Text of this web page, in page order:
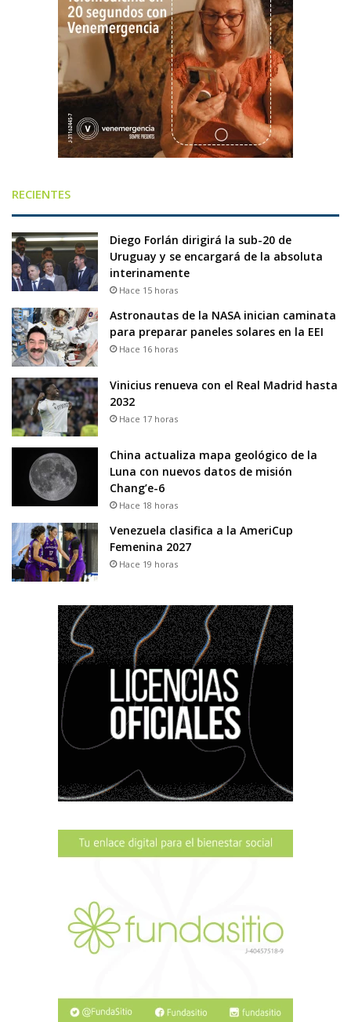
RECIENTES
Diego Forlán dirigirá la sub-20 de
Uruguay y se encargará de la absoluta
interinamente
Hace 15 horas
Astronautas de la NASA inician caminata
para preparar paneles solares en la EEI
Hace 16 horas
Vinicius renueva con el Real Madrid hasta
2032
Hace 17 horas
China actualiza mapa geológico de la
Luna con nuevos datos de misión
Chang’e-6
Hace 18 horas
Venezuela clasifica a la AmeriCup
Femenina 2027
Hace 19 horas